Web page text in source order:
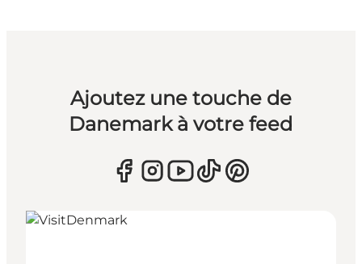
Ajoutez une touche de
Danemark à votre feed